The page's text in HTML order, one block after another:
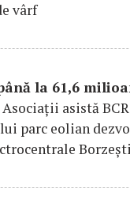
vârf
la 61,6
asistă
parc eolian
Borzești